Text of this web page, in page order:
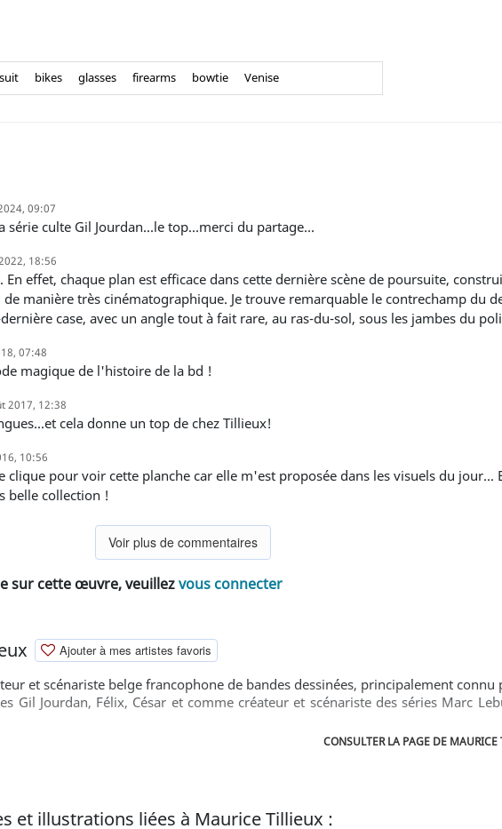
suit bikes glasses firearms bowtie Venise
09:07
série culte Gil Jourdan...le top...merci du partage...
18:56
de manière très cinématographique. Je trouve remarquable le contrechamp du
case, avec un angle tout à fait rare, au ras-du-sol, sous les jambes du
07:48
magique de l'histoire de la bd !
2017, 12:38
cela donne un top de chez Tillieux!
10:56
belle collection !
Voir plus de commentaires
sur cette œuvre, veuillezvous connecter
Ajouter à mes artistes favoris
et scénariste belge francophone de bandes dessinées, principalement connu
Gil Jourdan, Félix, César et comme créateur et scénariste des séries Marc
CONSULTER LA PAGE DE MAURICE
et illustrations liées à Maurice Tillieux :